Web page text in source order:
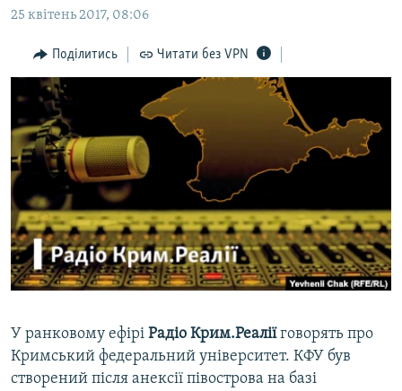
до
навігації
Перейти
пошуку
ПОЛІТИКА
БЛОГИ
ПОГЛЯД
ІНТЕРВ'Ю
ВСЕ ЗА ДЕНЬ
СПЕЦПРОЕКТИ
ДЕПОРТАЦІЯ
ВІДЕОУРОКИ «ELIFBE»
СВІДЧЕННЯ ОКУПАЦІЇ
ІНФОГРАФІКА
ЯК ОБІЙТИ БЛОКУВАННЯ
Русский
Qırımtatar
ДОЛУЧАЙСЯ!
25 квітень 2017, 08:06
Поділитись Читати без VPN
У ранковому ефірі Радіо Крим.Реаліїговорять про
Кримський федеральний університет. КФУ був
створений після анексії півострова на базі